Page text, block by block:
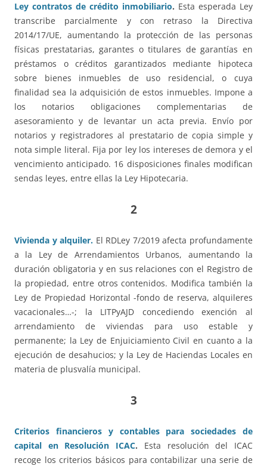
Ley contratos de crédito inmobiliario. Esta esperada Ley
transcribe parcialmente y con retraso la Directiva
2014/17/UE, aumentando la protección de las personas
físicas prestatarias, garantes o titulares de garantías en
préstamos o créditos garantizados mediante hipoteca
sobre bienes inmuebles de uso residencial, o cuya
finalidad sea la adquisición de estos inmuebles. Impone a
los notarios obligaciones complementarias de
asesoramiento y de levantar un acta previa. Envío por
notarios y registradores al prestatario de copia simple y
nota simple literal. Fija por ley los intereses de demora y el
vencimiento anticipado. 16 disposiciones finales modifican
sendas leyes, entre ellas la Ley Hipotecaria.
2
Vivienda y alquiler. El RDLey 7/2019 afecta profundamente
a la Ley de Arrendamientos Urbanos, aumentando la
duración obligatoria y en sus relaciones con el Registro de
la propiedad, entre otros contenidos. Modifica también la
Ley de Propiedad Horizontal -fondo de reserva, alquileres
vacacionales…-; la LITPyAJD concediendo exención al
arrendamiento de viviendas para uso estable y
permanente; la Ley de Enjuiciamiento Civil en cuanto a la
ejecución de desahucios; y la Ley de Haciendas Locales en
materia de plusvalía municipal.
3
Criterios financieros y contables para sociedades de
capital en Resolución ICAC. Esta resolución del ICAC
recoge los criterios básicos para contabilizar una serie de